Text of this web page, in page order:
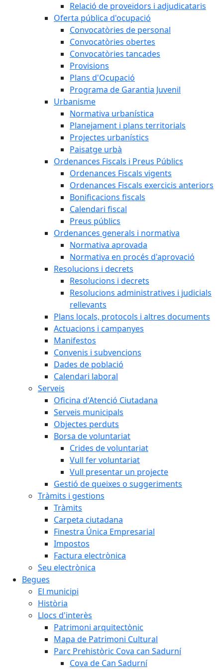
Relació de proveïdors i adjudicataris
Oferta pública d'ocupació
Convocatòries de personal
Convocatòries obertes
Convocatòries tancades
Provisions
Plans d'Ocupació
Programa de Garantia Juvenil
Urbanisme
Normativa urbanística
Planejament i plans territorials
Projectes urbanístics
Paisatge urbà
Ordenances Fiscals i Preus Públics
Ordenances Fiscals vigents
Ordenances Fiscals exercicis anteriors
Bonificacions fiscals
Calendari fiscal
Preus públics
Ordenances generals i normativa
Normativa aprovada
Normativa en procés d'aprovació
Resolucions i decrets
Resolucions i decrets
Resolucions administratives i judicials
rellevants
Plans locals, protocols i altres documents
Actuacions i campanyes
Manifestos
Convenis i subvencions
Dades de població
Calendari laboral
Serveis
Oficina d'Atenció Ciutadana
Serveis municipals
Objectes perduts
Borsa de voluntariat
Crides de voluntariat
Vull fer voluntariat
Vull presentar un projecte
Gestió de queixes o suggeriments
Tràmits i gestions
Tràmits
Carpeta ciutadana
Finestra Única Empresarial
Impostos
Factura electrònica
Seu electrònica
Begues
El municipi
Història
Llocs d'interès
Patrimoni arquitectònic
Mapa de Patrimoni Cultural
Parc Prehistòric Cova can Sadurní
Cova de Can Sadurní